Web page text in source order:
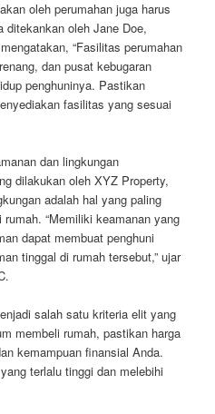
oleh perumahan juga harus
ditekankan oleh Jane Doe,
“Fasilitas perumahan
dan pusat kebugaran
penghuninya. Pastikan
fasilitas yang sesuai
dan lingkungan
dilakukan oleh XYZ Property,
adalah hal yang paling
“Memiliki keamanan yang
dapat membuat penghuni
tinggal di rumah tersebut,” ujar
salah satu kriteria elit yang
membeli rumah, pastikan harga
kemampuan finansial Anda.
terlalu tinggi dan melebihi